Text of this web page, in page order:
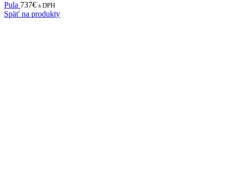
Pula 737€ s DPH
Späť na produkty